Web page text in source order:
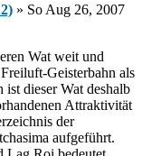
» So Aug 26, 2007
Wat weit und
Geisterbahn als
ist dieser Wat deshalb
Attraktivität
der
aufgeführt.